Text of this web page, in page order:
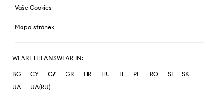
Vaše Cookies
Mapa stránek
WEARETHEANSWEAR IN:
BG CY CZ GR HR HU IT PL RO SI
SK
UA
UA(RU)